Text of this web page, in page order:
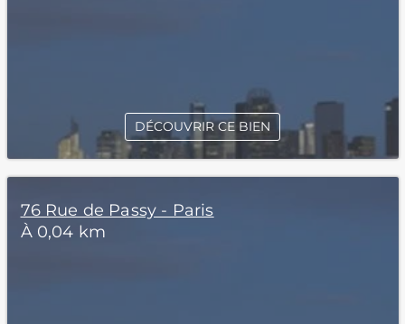
DÉCOUVRIR CE BIEN
76 Rue de Passy - Paris
À 0,04 km